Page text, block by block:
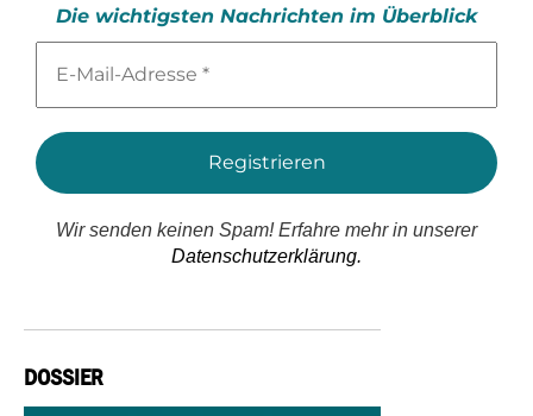
Die wichtigsten Nachrichten im Überblick
Mail-
*
Wir senden keinen Spam! Erfahre mehr in unserer
Datenschutzerklärung.
DOSSIER